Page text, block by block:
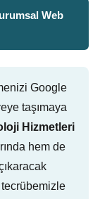
Web
Google
taşımaya
Hizmetleri
hem de